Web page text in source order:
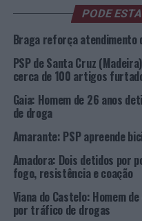
Alain Johannes visita
no Porto
PODE
Braga reforça atendimento
PSP de Santa Cruz
cerca de 100 artigos
Gaia: Homem de 26 anos
de droga
Amarante: PSP apreende
Amadora: Dois detidos por
fogo, resistência e coação
Viana do Castelo: Homem
por tráfico de drogas